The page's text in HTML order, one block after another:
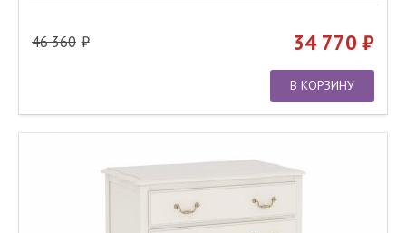
46 360 34 770
В КОРЗИНУ